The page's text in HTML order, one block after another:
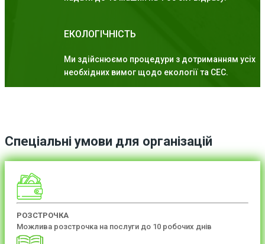
ЕКОЛОГІЧНІСТЬ
Ми здійснюємо процедури з дотриманням усіх
необхідних вимог щодо екології та СЕС.
Спеціальні умови для організацій
РОЗСТРОЧКА
Можлива розстрочка на послуги до 10 робочих днів